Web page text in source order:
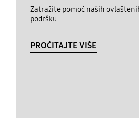
Zatražite pomoć naših
podršku
PROČITAJTE VIŠE